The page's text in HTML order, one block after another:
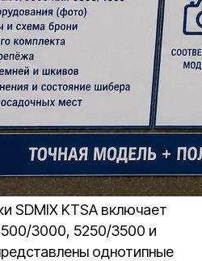
SDMIX KTSA включает
3000, 5250/3500 и
однотипные